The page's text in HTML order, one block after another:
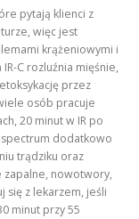
pytają klienci z
więc jest
krążeniowymi i
C rozluźnia mięśnie,
przez
osób pracuje
20 minut w IR po
dodatkowo
trądziku oraz
zapalne, nowotwory,
się z lekarzem, jeśli
minut przy 55